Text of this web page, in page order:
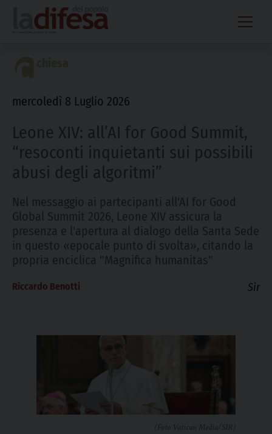
content
mercoledì 8 Luglio 2026
Leone XIV: all’AI for Good Summit,
“resoconti inquietanti sui possibili
abusi degli algoritmi”
Nel messaggio ai partecipanti all'AI for Good
Global Summit 2026, Leone XIV assicura la
presenza e l'apertura al dialogo della Santa Sede
in questo «epocale punto di svolta», citando la
propria enciclica "Magnifica humanitas"
Riccardo Benotti Sir
(Foto Vatican Media/SIR)